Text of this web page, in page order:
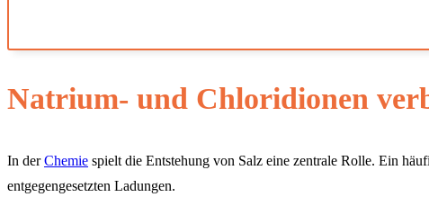
Natrium- und Chloridionen
In derChemie spielt die Entstehung von Salz eine zentrale Rolle. Ein
entgegengesetzten Ladungen.